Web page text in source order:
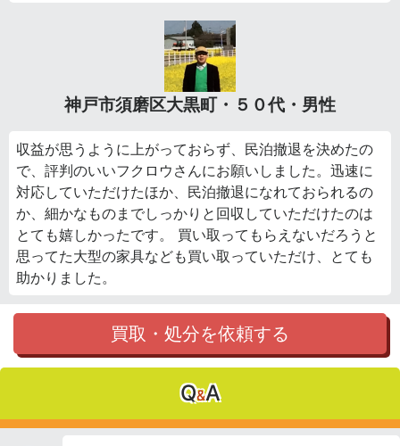
神戸市須磨区大黒町・５０代・男性
収益が思うように上がっておらず、民泊撤退を決めたの
で、評判のいいフクロウさんにお願いしました。迅速に
対応していただけたほか、民泊撤退になれておられるの
か、細かなものまでしっかりと回収していただけたのは
とても嬉しかったです。 買い取ってもらえないだろうと
思ってた大型の家具なども買い取っていただけ、とても
助かりました。
買取・処分を依頼する
Q&A